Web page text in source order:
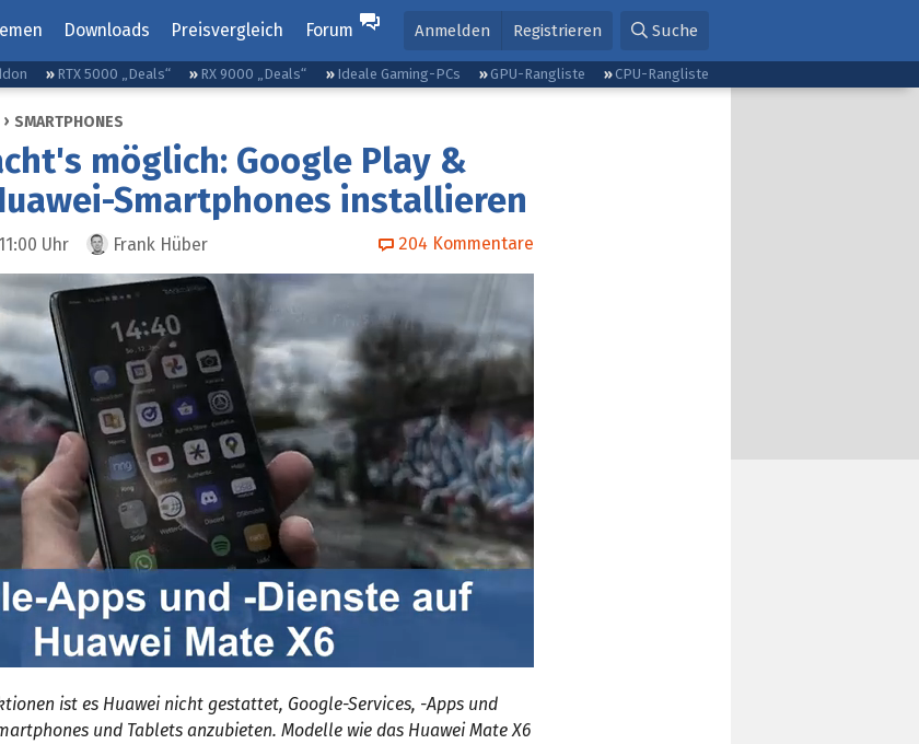
Downloads Preisvergleich Forum Anmelden Registrieren Suche
RTX 5000 „Deals“ RX 9000 „Deals“ Ideale Gaming-PCs GPU-Rangliste CPU-Rangliste
SMARTPHONES
möglich: Google Play &
Smartphones installieren
Uhr Frank Hüber 204 Kommentare
ist es Huawei nicht gestattet, Google-Services, -Apps und
und Tablets anzubieten. Modelle wie das Huawei Mate X6